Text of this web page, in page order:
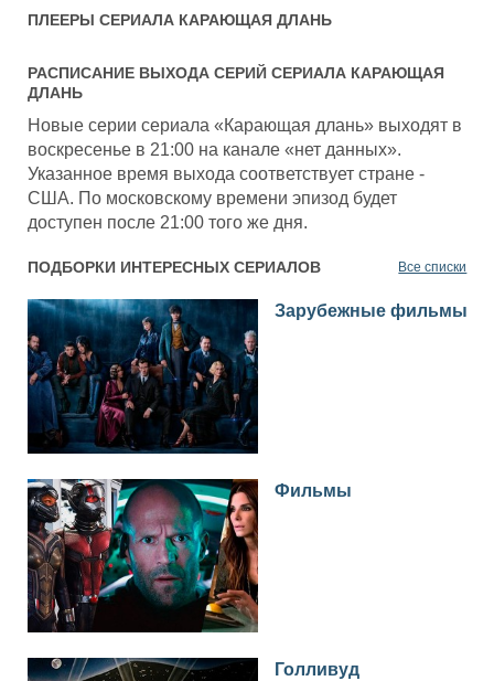
ПЛЕЕРЫ СЕРИАЛА КАРАЮЩАЯ ДЛАНЬ
РАСПИСАНИЕ ВЫХОДА СЕРИЙ СЕРИАЛА КАРАЮЩАЯ
ДЛАНЬ
Новые серии сериала «Карающая длань» выходят в
воскресенье в 21:00 на канале «нет данных».
Указанное время выхода соответствует стране -
США. По московскому времени эпизод будет
доступен после 21:00 того же дня.
ПОДБОРКИ ИНТЕРЕСНЫХ СЕРИАЛОВ Все списки
Зарубежные фильмы
Фильмы
Голливуд